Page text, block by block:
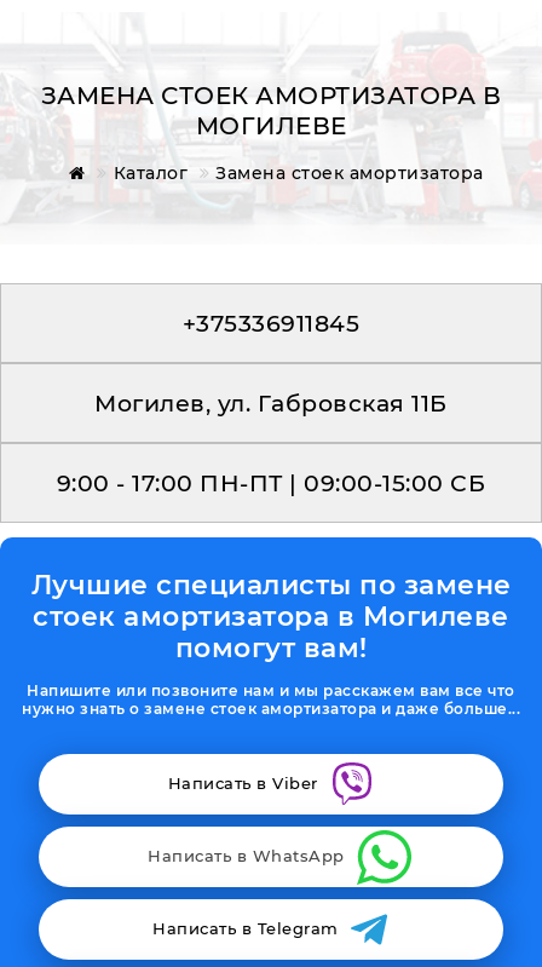
Главная
Обратная связь
ЗАМЕНА СТОЕК АМОРТИЗАТОРА В
МОГИЛЕВЕ
Каталог Замена стоек амортизатора
+375336911845
Могилев, ул. Габровская 11Б
9:00 - 17:00 ПН-ПТ | 09:00-15:00 СБ
Лучшие специалисты по замене
стоек амортизатора в Могилеве
помогут вам!
Напишите или позвоните нам и мы расскажем вам все что
нужно знать о замене стоек амортизатора и даже больше...
Написать в Viber
Написать в WhatsApp
Написать в Telegram